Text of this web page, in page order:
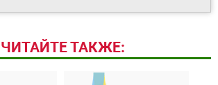
ЧИТАЙТЕ ТАКЖЕ: